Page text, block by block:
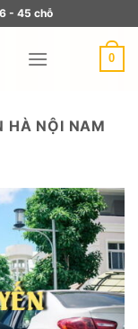
- 45 chỗ
0
HÀ NỘI NAM